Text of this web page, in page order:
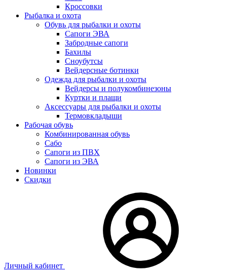
Кроссовки
Рыбалка и охота
Обувь для рыбалки и охоты
Сапоги ЭВА
Забродные сапоги
Бахилы
Сноубутсы
Вейдерсные ботинки
Одежда для рыбалки и охоты
Вейдерсы и полукомбинезоны
Куртки и плащи
Аксессуары для рыбалки и охоты
Термовкладыши
Рабочая обувь
Комбинированная обувь
Сабо
Сапоги из ПВХ
Сапоги из ЭВА
Новинки
Скидки
Личный кабинет